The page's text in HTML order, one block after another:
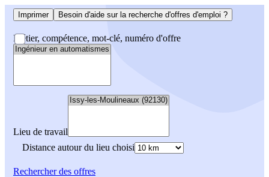
Imprimer Besoin d'aide sur la recherche d'offres d'emploi ?
Métier, compétence, mot-clé, numéro d'offre
Lieu de travail
Distance autour du lieu choisi
Rechercherdes offres